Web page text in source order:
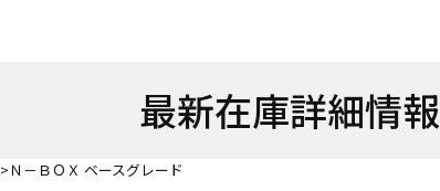
最新在庫詳細情報
Ｎ－ＢＯＸ ベースグレード